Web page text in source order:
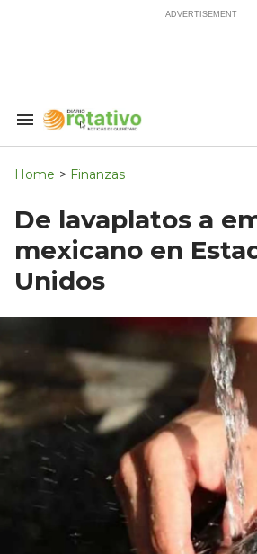
Search
Navigation
Home > Finanzas
De lavaplatos a
mexicano en
Unidos